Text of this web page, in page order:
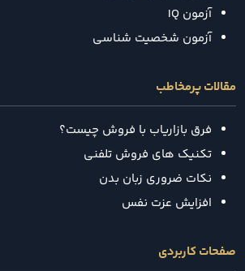
آزمون IQ
آزمون شخصیت شناسی
مقالات پرمخاطب
فرق بازاریاب با فروش چیست؟
تکنیک‌ های فروش تلفنی
نکات ضروری زبان بدن
افزایش عزت نفس
صفحات کاربردی